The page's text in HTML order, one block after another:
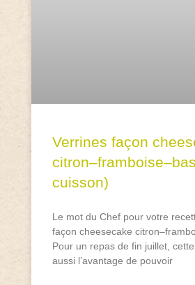
Verrines façon
cuisson)
Le mot du Chef pour votre
façon cheesecake
Pour un repas de fin juillet,
aussi l’avantage de pouvoir